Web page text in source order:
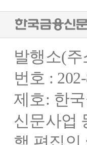
발행소(
번호 :
제호: 한
신문사업